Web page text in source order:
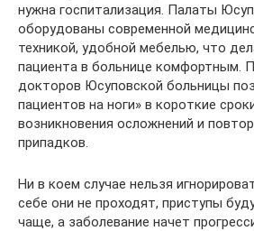
нужна госпитализация. Палаты
оборудованы современной
техникой, удобной мебелью, что
пациента в больнице комфортным.
докторов Юсуповской больницы
пациентов на ноги» в короткие
возникновения осложнений и
припадков.
Ни в коем случае нельзя
себе они не проходят, приступы
чаще, а заболевание начет